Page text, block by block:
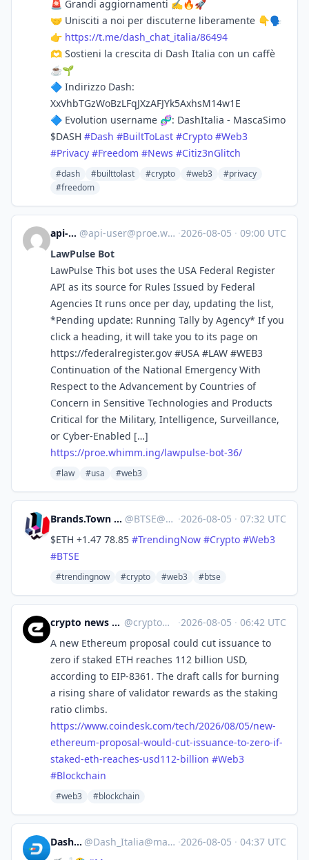
🚨 Grandi aggiornamenti ✍️🔥🚀
🤝 Unisciti a noi per discuterne liberamente 👇🗣
👉 https://t.me/dash_chat_italia/86494
🫶 Sostieni la crescita di Dash Italia con un caffè
☕️🌱
🔷 Indirizzo Dash:
XxVhbTGzWoBzLFqJXzAFJYk5AxhsM14w1E
🔷 Evolution username 🧬: DashItalia - MascaSimo
$DASH #Dash #BuiltToLast #Crypto #Web3
#Privacy #Freedom #News #Citiz3nGlitch
#dash #builttolast #crypto #web3
#privacy
#freedom
api-user @api-user@proe.whimm.ing ·2026-08-05 · 09:00 UTC
LawPulse Bot
LawPulse This bot uses the USA Federal Register
API as its source for Rules Issued by Federal
Agencies It runs once per day, updating the list,
*Pending update: Running Tally by Agency* If you
click a heading, it will take you to its page on
https://federalregister.gov #USA #LAW #WEB3
Continuation of the National Emergency With
Respect to the Advancement by Countries of
Concern in Sensitive Technologies and Products
Critical for the Military, Intelligence, Surveillance,
or Cyber-Enabled […]
https://proe.whimm.ing/lawpulse-bot-36/
#law #usa #web3
Brands.Town Stock Exchange @BTSE@brands.town ·2026-08-05 · 07:32 UTC
$ETH +1.47 78.85 #TrendingNow #Crypto #Web3
#BTSE
#trendingnow #crypto #web3 #btse
crypto news 🧠 eicker.crypto @crypto@eicker.news ·2026-08-05 · 06:42 UTC
A new Ethereum proposal could cut issuance to
zero if staked ETH reaches 112 billion USD,
according to EIP-8361. The draft calls for burning
a rising share of validator rewards as the staking
ratio climbs.
https://www.coindesk.com/tech/2026/08/05/new-
ethereum-proposal-would-cut-issuance-to-zero-if-
staked-eth-reaches-usd112-billion #Web3
#Blockchain
#web3 #blockchain
Dash_Italia @Dash_Italia@mastodon.social ·2026-08-05 · 04:37 UTC